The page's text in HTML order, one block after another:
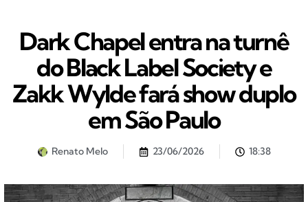
Dark Chapel entra na turnê
do Black Label Society e
Zakk Wylde fará show duplo
em São Paulo
Renato Melo 23/06/2026 18:38